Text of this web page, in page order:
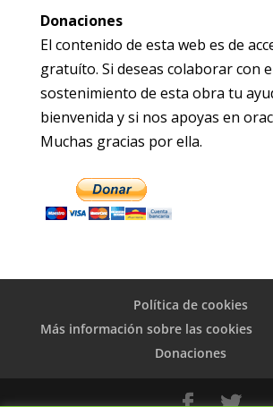
Donaciones
El contenido de esta web es de
gratuíto. Si deseas colaborar con
sostenimiento de esta obra tu
bienvenida y si nos apoyas en
Muchas gracias por ella.
Política de cookies
Más información sobre las cookies
Donaciones